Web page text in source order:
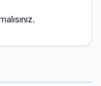
.